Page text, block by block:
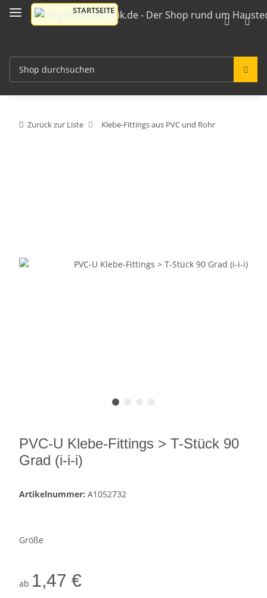
Zurück zur Liste Klebe-Fittings aus PVC und Rohr
PVC-U Klebe-Fittings > T-Stück 90
Grad (i-i-i)
Artikelnummer: A1052732
Größe
ab 1,47 €